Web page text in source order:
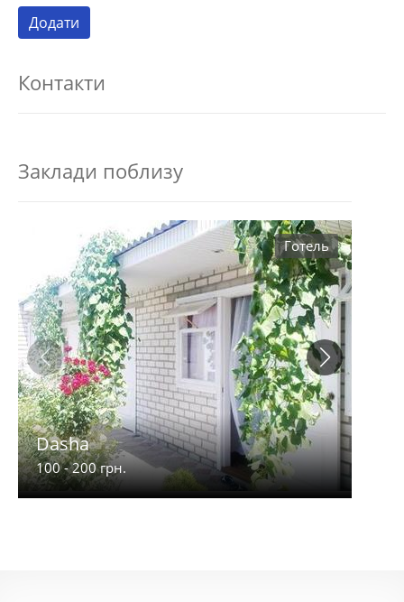
Контакти
Заклади поблизу
Готель
Dasha
100 - 200 грн.